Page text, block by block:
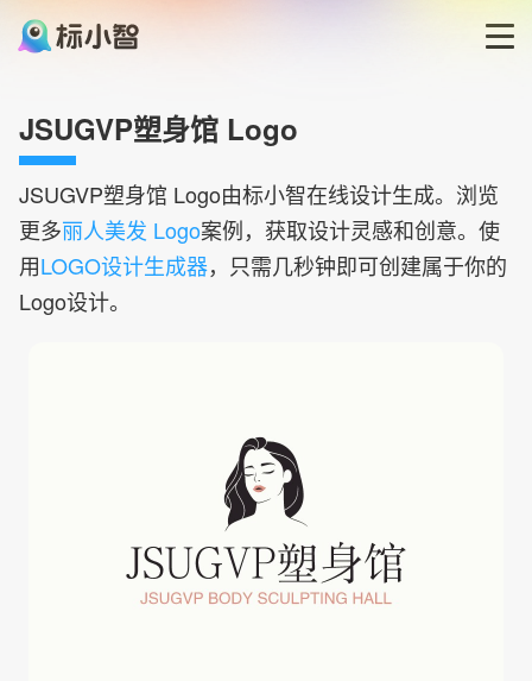
LOGO生成器
LOGO模板
JSUGVP塑身馆 Logo
JSUGVP塑身馆 Logo由标小智在线设计生成。浏览
更多丽人美发 Logo案例，获取设计灵感和创意。使
用LOGO设计生成器，只需几秒钟即可创建属于你的
Logo设计。